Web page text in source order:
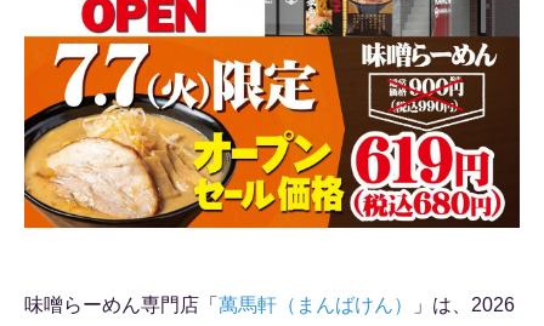
味噌らーめん専門店「 萬馬軒（まんばけん）
」は、2026